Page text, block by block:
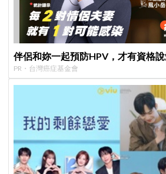
伴侶和妳一起預防HPV，才有資格說
PR・台灣癌症基金會